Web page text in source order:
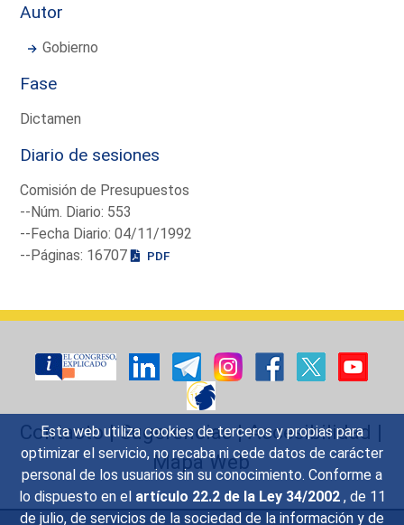
Esta web utiliza cookies de terceros y propias para
optimizar el servicio, no recaba ni cede datos de carácter
personal de los usuarios sin su conocimiento. Conforme a
lo dispuesto en el artículo 22.2 de la Ley 34/2002 , de 11
de julio, de servicios de la sociedad de la información y de
Autor
Gobierno
Fase
Dictamen
Diario de sesiones
Comisión de Presupuestos
--Núm. Diario: 553
--Fecha Diario: 04/11/1992
--Páginas: 16707
PDF
Contacto|Sugerencias|Accesibilidad |
Mapa Web